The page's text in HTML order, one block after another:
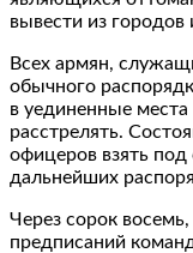
вывести из городов
Всех армян,
обычного
в уединенные
расстрелять.
офицеров взять под
дальнейших
Через сорок
предписаний